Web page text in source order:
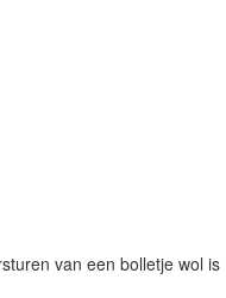
van een bolletje wol is